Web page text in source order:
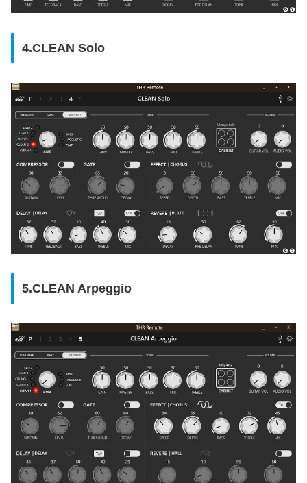
4.CLEAN Solo
5.CLEAN Arpeggio